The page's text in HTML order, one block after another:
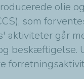
olie
som
aktiviteter går
beskæftigelse.